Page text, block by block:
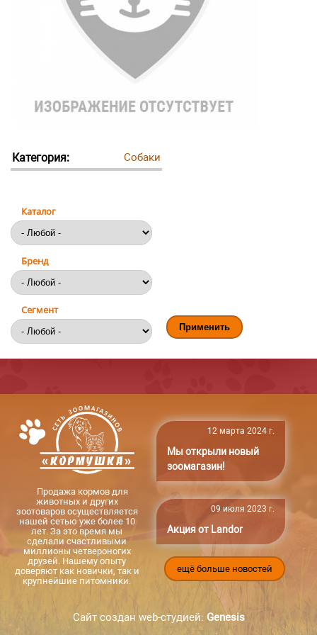
Категория: Собаки
Каталог
Бренд
Сегмент
Продажа кормов для
животных и других
зоотоваров осуществляется
нашей сетью уже более 10
лет. За это время мы
сделали счастливыми
миллионы четвероногих
друзей. Нашему опыту
доверяют как новички, так и
крупнейшие питомники.
12 марта 2024 г.
Мы открыли новый
зоомагазин!
09 июля 2023 г.
Акция от Landor
ещё больше новостей
Сайт создан web-студией: Genesis